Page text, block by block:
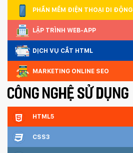
PHẦN MỀM ĐIỆN THOẠI DI ĐỘNG
LẬP TRÌNH WEB-APP
DỊCH VỤ CẮT HTML
MARKETING ONLINE SEO
CÔNG NGHỆ SỬ DỤNG
HTML5
CSS3